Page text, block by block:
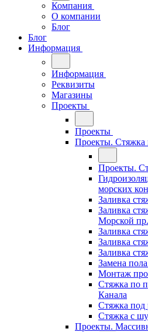
Компания
О компании
Блог
Блог
Информация
Информация
Реквизиты
Магазины
Проекты
Проекты
Проекты. Стяжка
Проекты.
морских
Заливка
Заливка
Морской пр.
Заливка
Заливка
Заливка
Замена
Монтаж
Стяжка по
Канала
Стяжка под
Стяжка с
Проекты.